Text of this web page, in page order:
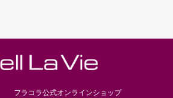
フラコラ公式オンラインショップ